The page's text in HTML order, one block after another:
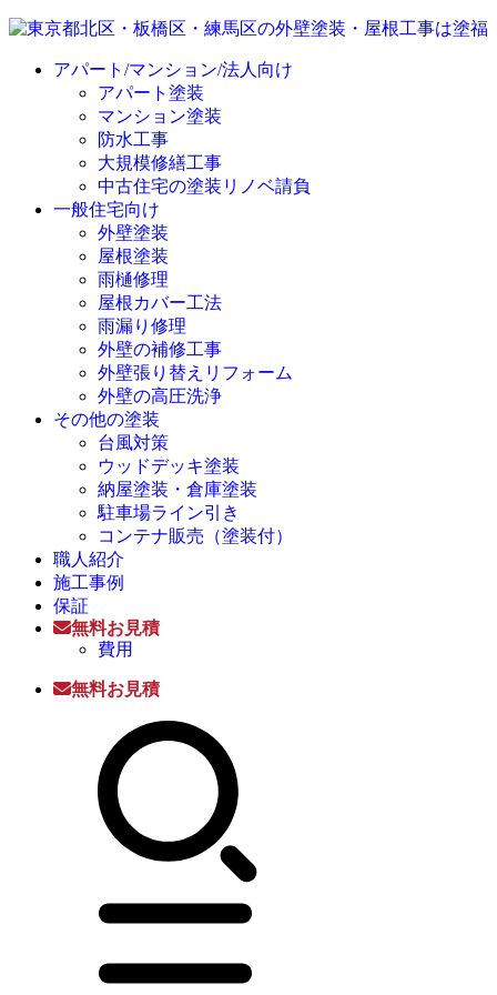
アパート/マンション/法人向け
アパート塗装
マンション塗装
防水工事
大規模修繕工事
中古住宅の塗装リノベ請負
一般住宅向け
外壁塗装
屋根塗装
雨樋修理
屋根カバー工法
雨漏り修理
外壁の補修工事
外壁張り替えリフォーム
外壁の高圧洗浄
その他の塗装
台風対策
ウッドデッキ塗装
納屋塗装・倉庫塗装
駐車場ライン引き
コンテナ販売（塗装付）
職人紹介
施工事例
保証
無料お見積
費用
無料お見積